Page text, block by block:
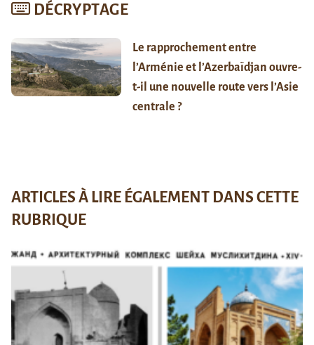
DÉCRYPTAGE
Le rapprochement entre
l’Arménie et l’Azerbaïdjan ouvre-
t-il une nouvelle route vers l’Asie
centrale ?
ARTICLES À LIRE ÉGALEMENT DANS CETTE
RUBRIQUE